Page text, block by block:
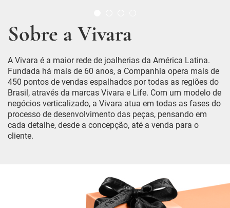
Sobre a Vivara
A Vivara é a maior rede de joalherias da América Latina.
Fundada há mais de 60 anos, a Companhia opera mais de
450 pontos de vendas espalhados por todas as regiões do
Brasil, através da marcas Vivara e Life. Com um modelo de
negócios verticalizado, a Vivara atua em todas as fases do
processo de desenvolvimento das peças, pensando em
cada detalhe, desde a concepção, até a venda para o
cliente.